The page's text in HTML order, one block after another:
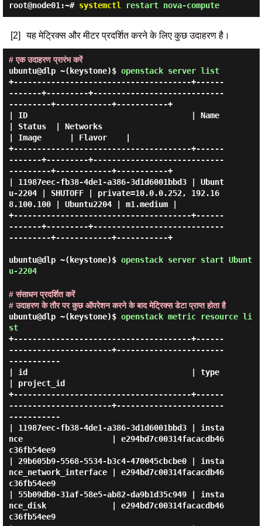
root@node01:~# systemctl restart nova-compute
[2] यह मेट्रिक्स और मीटर प्रदर्शित करने के लिए कुछ उदाहरण है।
# एक उदाहरण प्रारंभ करें
ubuntu@dlp ~(keystone)$ openstack server list
+--------------------------------------+------
-------+---------+----------------------------
---------+------------+-----------+
| ID                                   | Name
| Status  | Networks
| Image      | Flavor    |
+--------------------------------------+------
-------+---------+----------------------------
---------+------------+-----------+
| 11987eec-fb38-4de1-a386-3d1d6001bbd3 | Ubunt
u-2204 | SHUTOFF | private=10.0.0.252, 192.16
8.100.100 | Ubuntu2204 | m1.medium |
+--------------------------------------+------
-------+---------+----------------------------
---------+------------+-----------+
ubuntu@dlp ~(keystone)$ openstack server start Ubunt
u-2204
# संसाधन प्रदर्शित करें
# उदाहरण के तौर पर कुछ ऑपरेशन करने के बाद मेट्रिक्स डेटा प्राप्त होता है
ubuntu@dlp ~(keystone)$ openstack metric resource li
st
+--------------------------------------+------
----------------------+-----------------------
-----------
| id                                   | type
| project_id
+--------------------------------------+------
----------------------+-----------------------
-----------
| 11987eec-fb38-4de1-a386-3d1d6001bbd3 | insta
nce                   | e294bd7c00314facacdb46
c36fb54ee9
| 29b605b9-5568-5534-b3c4-470045cbcbe0 | insta
nce_network_interface | e294bd7c00314facacdb46
c36fb54ee9
| 55b09db0-31af-58e5-ab82-da9b1d35c949 | insta
nce_disk              | e294bd7c00314facacdb46
c36fb54ee9